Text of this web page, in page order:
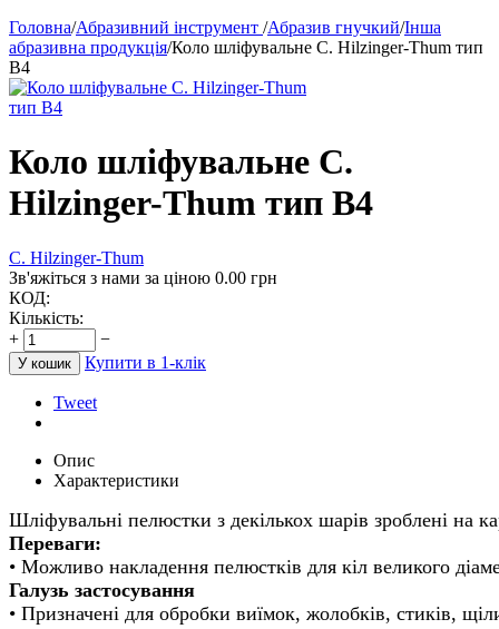
Головна/Абразивний інструмент /Абразив гнучкий/Інша
абразивна продукція/Коло шліфувальне C. Hilzinger-Thum тип
B4
Коло шліфувальне C.
Hilzinger-Thum тип B4
C. Hilzinger-Thum
Зв'яжіться з нами за ціною 0.00 грн
КОД:
Кількість:
+
−
У кошик Купити в 1-клік
Tweet
Опис
Характеристики
Переваги:
Галузь застосування
• Призначені для обробки виїмок, жолобків, стиків,